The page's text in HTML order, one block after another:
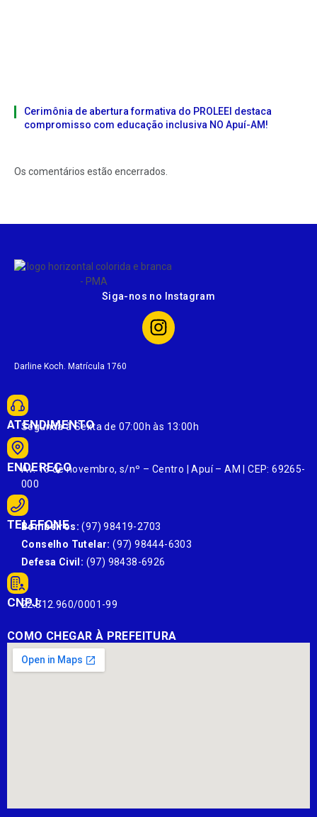
Cerimônia de abertura formativa do PROLEEI destaca
compromisso com educação inclusiva NO Apuí-AM!
Os comentários estão encerrados.
Siga-nos no Instagram
Darline Koch. Matrícula 1760
ATENDIMENTO
Segunda à Sexta de 07:00h às 13:00h
ENDEREÇO
Av. 13 de novembro, s/nº – Centro | Apuí – AM | CEP: 69265-
000
TELEFONE
Bombeiros: (97) 98419-2703
Conselho Tutelar: (97) 98444-6303
Defesa Civil: (97) 98438-6926
CNPJ:
22.812.960/0001-99
COMO CHEGAR À PREFEITURA